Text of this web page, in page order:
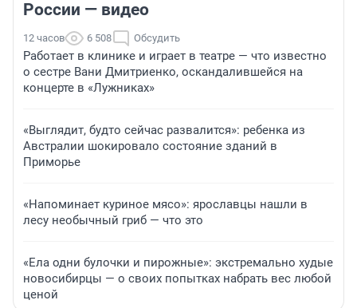
России — видео
12 часов 6 508 Обсудить
Работает в клинике и играет в театре — что известно
о сестре Вани Дмитриенко, оскандалившейся на
концерте в «Лужниках»
«Выглядит, будто сейчас развалится»: ребенка из
Австралии шокировало состояние зданий в
Приморье
«Напоминает куриное мясо»: ярославцы нашли в
лесу необычный гриб — что это
«Ела одни булочки и пирожные»: экстремально худые
новосибирцы — о своих попытках набрать вес любой
ценой